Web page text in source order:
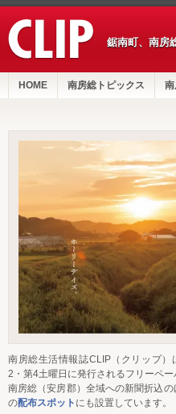
鋸南町、南房
HOME 南房総トピックス
南房総生活情報誌CLIP（クリップ）
2・第4土曜日に発行されるフリーペー
南房総（安房郡）全域への新聞折込の
の配布スポット にも設置しています。